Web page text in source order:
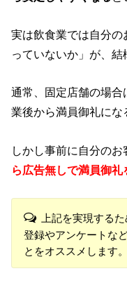
実は飲食業では自分
っていないか」が、結
通常、固定店舗の場
業後から満員御礼にな
しかし事前に自分のお
ら広告無しで満員御
上記を実現する
登録やアンケートな
とをオススメします。